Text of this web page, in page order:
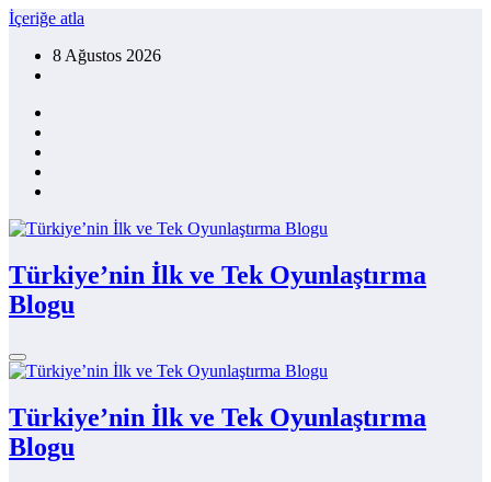
İçeriğe atla
8 Ağustos 2026
Türkiye’nin İlk ve Tek Oyunlaştırma
Blogu
Türkiye’nin İlk ve Tek Oyunlaştırma
Blogu